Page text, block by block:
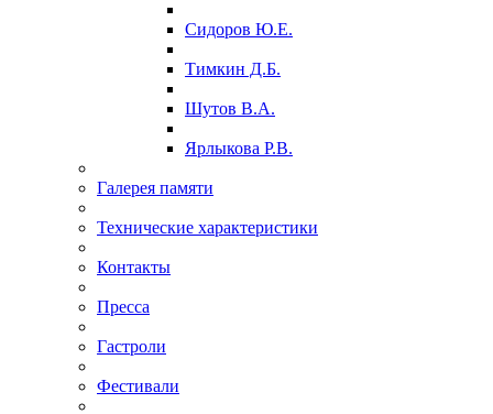
Сидоров Ю.Е.
Тимкин Д.Б.
Шутов В.А.
Ярлыкова Р.В.
Галерея памяти
Технические характеристики
Контакты
Пресса
Гастроли
Фестивали